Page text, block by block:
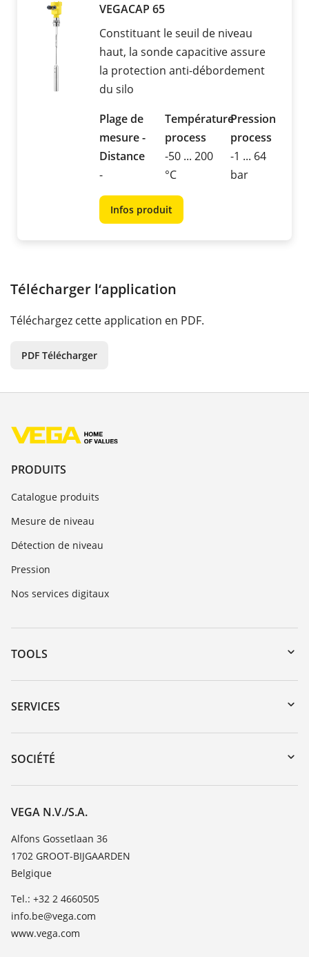
VEGACAP 65
Constituant le seuil de niveau
haut, la sonde capacitive assure
la protection anti-débordement
du silo
Plage de
mesure -
Distance
-
Température
process
-50 ... 200
°C
Pression
process
-1 ... 64
bar
Infos produit
Télécharger l‘application
Téléchargez cette application en PDF.
PDF Télécharger
PRODUITS
Catalogue produits
Mesure de niveau
Détection de niveau
Pression
Nos services digitaux
TOOLS
Téléchargements
Recherche par numéro de série
DTM Collection/PACTware
SERVICES
Retour d'appareil
Formations
TeamViewer
SOCIÉTÉ
Carrière
À propos de VEGA
Contact
News
Presse
Blog
VEGA N.V./S.A.
Alfons Gossetlaan 36
1702 GROOT-BIJGAARDEN
Belgique
Tel.: +32 2 4660505
info.be@vega.com
www.vega.com